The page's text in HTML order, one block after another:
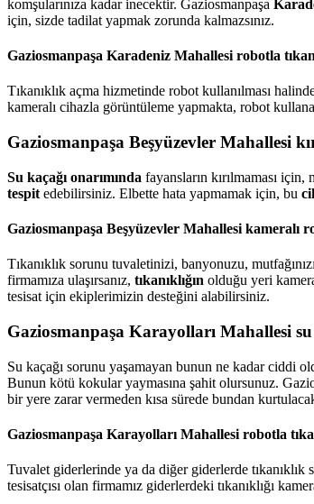
komşularınıza kadar inecektir. Gaziosmanpaşa
için, sizde tadilat yapmak zorunda kalmazsınız.
Gaziosmanpaşa Karadeniz Mahallesi robotla
Tıkanıklık açma hizmetinde robot kullanılması
kameralı cihazla görüntüleme yapmakta, robot
Gaziosmanpaşa Beşyüzevler Mahallesi
Su kaçağı onarımında fayansların kırılmaması
tespit edebilirsiniz. Elbette hata yapmamak için, bu
Gaziosmanpaşa Beşyüzevler Mahallesi kameralı
Tıkanıklık sorunu tuvaletinizi, banyonuzu,
firmamıza ulaşırsanız, tıkanıklığın olduğu yeri
tesisat için ekiplerimizin desteğini alabilirsiniz.
Gaziosmanpaşa Karayolları Mahallesi
Su kaçağı sorunu yaşamayan bunun ne kadar ciddi
Bunun kötü kokular yaymasına şahit olursunuz.
bir yere zarar vermeden kısa sürede bundan
Gaziosmanpaşa Karayolları Mahallesi robotla
Tuvalet giderlerinde ya da diğer giderlerde tıkanıklık
tesisatçısı olan firmamız giderlerdeki tıkanıklığı